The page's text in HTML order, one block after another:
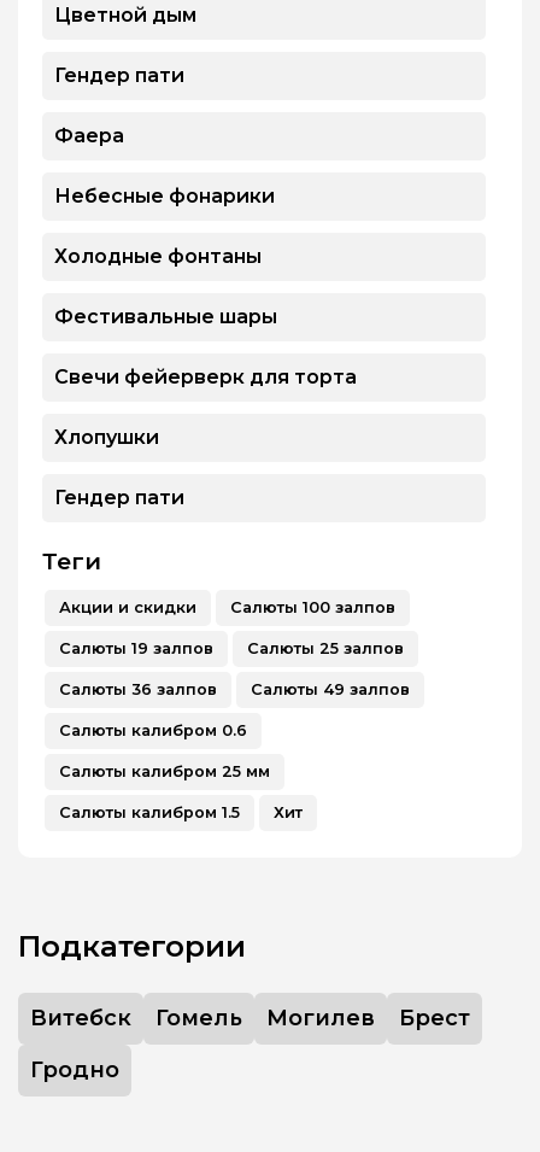
Цветной дым
Гендер пати
Фаера
Небесные фонарики
Холодные фонтаны
Фестивальные шары
Свечи фейерверк для торта
Хлопушки
Гендер пати
Теги
Акции и скидки Салюты 100 залпов
Салюты 19 залпов Салюты 25 залпов
Салюты 36 залпов Салюты 49 залпов
Салюты калибром 0.6
Салюты калибром 25 мм
Салюты калибром 1.5 Хит
Подкатегории
Витебск Гомель Могилев
Брест
Гродно